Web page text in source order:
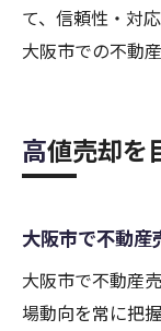
て、信頼性・対
大阪市での不動
高値売却
大阪市で不動産
大阪市で不動産
場動向を常に把